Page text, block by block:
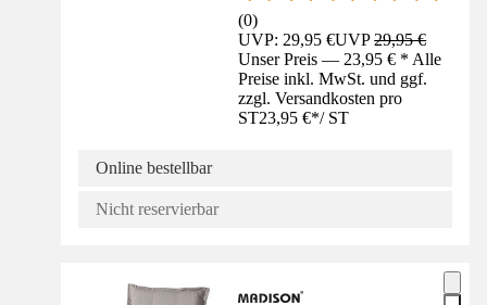
(0)
UVP: 29,95 €UVP29,95 €
Unser Preis — 23,95 € * Alle
Preise inkl. MwSt. und ggf.
zzgl. Versandkosten pro
ST23,95 €*/ ST
Online bestellbar
Nicht reservierbar